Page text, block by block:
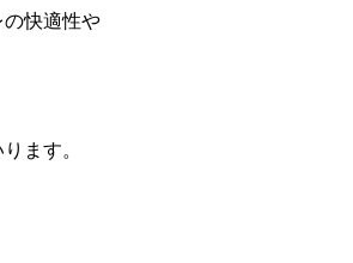
快適性や
ます。